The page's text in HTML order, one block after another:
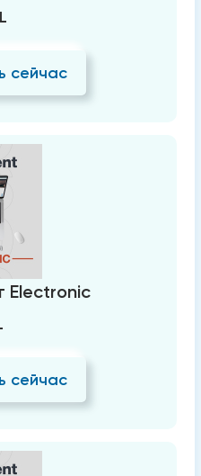
сейчас
Electronic
сейчас